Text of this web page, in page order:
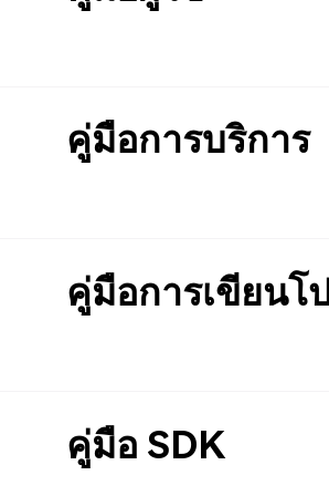
คู่มือการบริการ
คู่มือการเขียนโ
คู่มือ SDK